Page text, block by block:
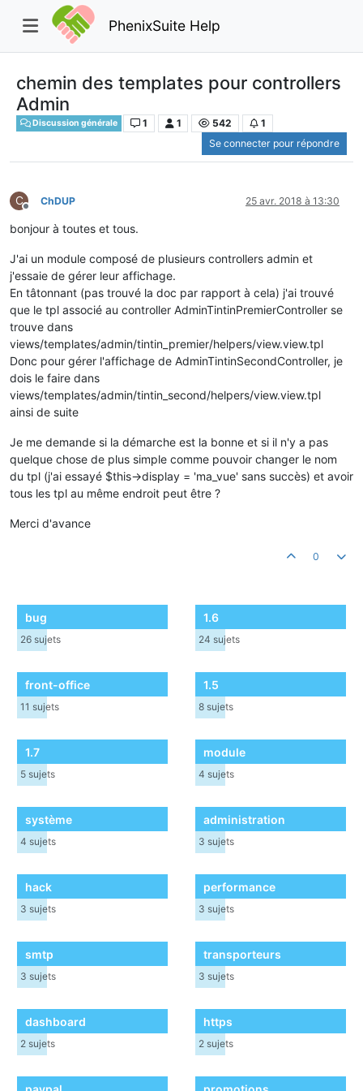
PhenixSuite Help
chemin des templates pour controllers
Admin
Discussion générale 1 1 542
1
Se connecter pour répondre
C
Hors-ligne
ChDUP 25 avr. 2018 à 13:30
bonjour à toutes et tous.
J'ai un module composé de plusieurs controllers admin et
j'essaie de gérer leur affichage.
En tâtonnant (pas trouvé la doc par rapport à cela) j'ai trouvé
que le tpl associé au controller AdminTintinPremierController se
trouve dans
views/templates/admin/tintin_premier/helpers/view.view.tpl
Donc pour gérer l'affichage de AdminTintinSecondController, je
dois le faire dans
views/templates/admin/tintin_second/helpers/view.view.tpl
ainsi de suite
Je me demande si la démarche est la bonne et si il n'y a pas
quelque chose de plus simple comme pouvoir changer le nom
du tpl (j'ai essayé $this->display = 'ma_vue' sans succès) et avoir
tous les tpl au même endroit peut être ?
Merci d'avance
0
bug
26 sujets
1.6
24 sujets
front-office
11 sujets
1.5
8 sujets
1.7
5 sujets
module
4 sujets
système
4 sujets
administration
3 sujets
hack
3 sujets
performance
3 sujets
smtp
3 sujets
transporteurs
3 sujets
dashboard
2 sujets
https
2 sujets